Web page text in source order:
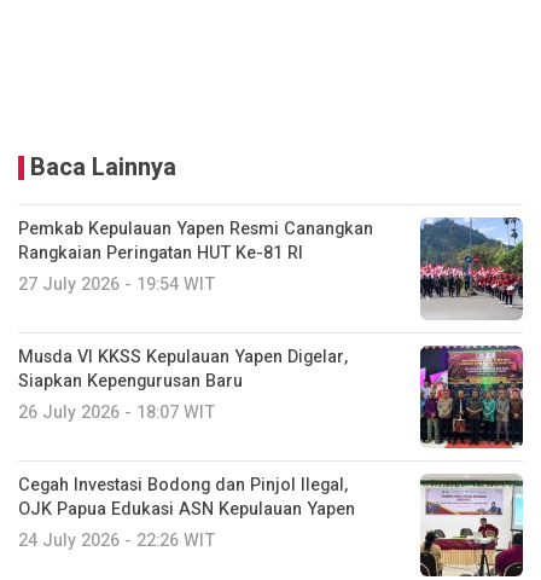
Baca Lainnya
Pemkab Kepulauan Yapen Resmi Canangkan
Rangkaian Peringatan HUT Ke-81 RI
27 July 2026 - 19:54 WIT
Musda VI KKSS Kepulauan Yapen Digelar,
Siapkan Kepengurusan Baru
26 July 2026 - 18:07 WIT
Cegah Investasi Bodong dan Pinjol Ilegal,
OJK Papua Edukasi ASN Kepulauan Yapen
24 July 2026 - 22:26 WIT